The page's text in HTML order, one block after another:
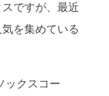
ですが、最近
を集めている
ックスコー